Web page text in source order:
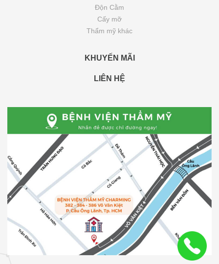
Độn Cằm
Cấy mỡ
Thẩm mỹ khác
KHUYẾN MÃI
LIÊN HỆ